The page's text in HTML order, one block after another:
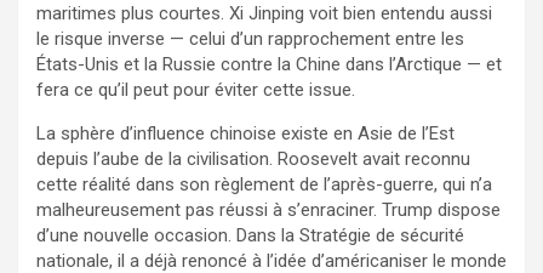
maritimes plus courtes. Xi Jinping voit bien entendu aussi
le risque inverse — celui d’un rapprochement entre les
États-Unis et la Russie contre la Chine dans l’Arctique — et
fera ce qu’il peut pour éviter cette issue.
La sphère d’influence chinoise existe en Asie de l’Est
depuis l’aube de la civilisation. Roosevelt avait reconnu
cette réalité dans son règlement de l’après-guerre, qui n’a
malheureusement pas réussi à s’enraciner. Trump dispose
d’une nouvelle occasion. Dans la Stratégie de sécurité
nationale, il a déjà renoncé à l’idée d’américaniser le monde